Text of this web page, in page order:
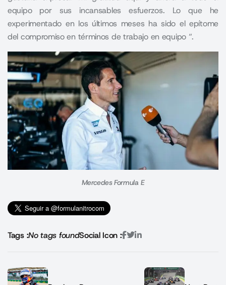
equipo por sus incansables esfuerzos. Lo que he
experimentado en los últimos meses ha sido el epítome
del compromiso en términos de trabajo en equipo “.
Mercedes Formula E
Tags :No tags foundSocial Icon :